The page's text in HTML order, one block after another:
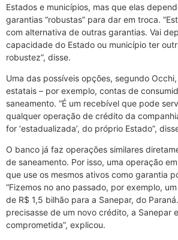
Estados e municípios, mas que elas
garantias “robustas” para dar em troca.
com alternativa de outras garantias. Vai
capacidade do Estado ou município ter
robustez”, disse.
Uma das possíveis opções, segundo
estatais – por exemplo, contas de
saneamento. “É um recebível que pode
qualquer operação de crédito da
for ‘estadualizada’, do próprio Estado”,
O banco já faz operações similares
de saneamento. Por isso, uma operação
que use os mesmos ativos como garantia
“Fizemos no ano passado, por exemplo,
de R$ 1,5 bilhão para a Sanepar, do
precisasse de um novo crédito, a Sanepar
comprometida”, explicou.